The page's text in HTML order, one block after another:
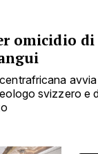
omicidio
svizzero e